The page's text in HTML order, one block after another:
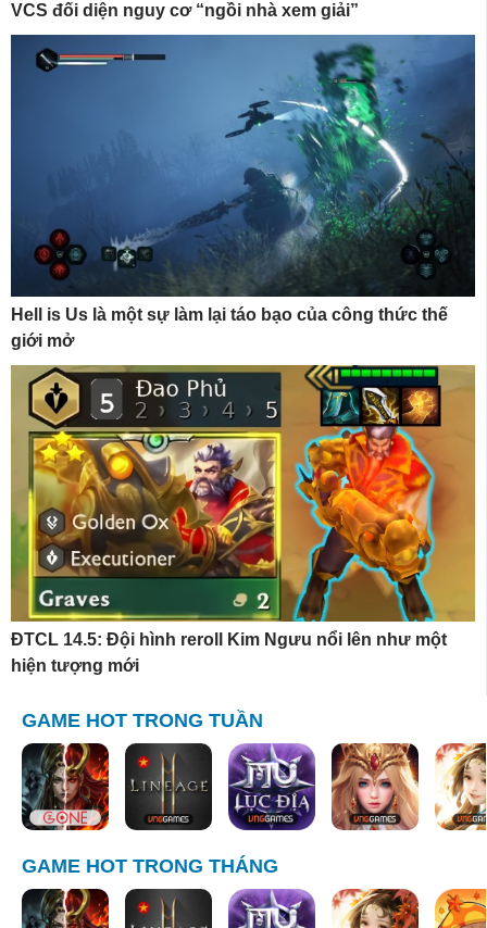
VCS đối diện nguy cơ “ngồi nhà xem giải”
Hell is Us là một sự làm lại táo bạo của công thức thế
giới mở
ĐTCL 14.5: Đội hình reroll Kim Ngưu nổi lên như một
hiện tượng mới
GAME HOT TRONG TUẦN
GAME HOT TRONG THÁNG